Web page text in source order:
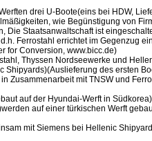
drei U-Boote(eins bei HDW,
wie Begünstigung von
Die Staatsanwaltschaft ist
Ferrostahl errichtet im Gegenzug
for Conversion, www.bicc.de)
Thyssen Nordseewerke und
Shipyards)(Auslieferung des ersten
Zusammenarbeit mit TNSW und
auf der Hyundai-Werft in Südkorea)
auf einer türkischen Werft
mit Siemens bei Hellenic